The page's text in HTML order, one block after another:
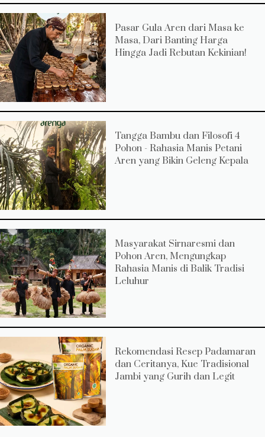
Pasar Gula Aren dari Masa ke
Masa, Dari Banting Harga
Hingga Jadi Rebutan Kekinian!
Tangga Bambu dan Filosofi 4
Pohon - Rahasia Manis Petani
Aren yang Bikin Geleng Kepala
Masyarakat Sirnaresmi dan
Pohon Aren, Mengungkap
Rahasia Manis di Balik Tradisi
Leluhur
Rekomendasi Resep Padamaran
dan Ceritanya, Kue Tradisional
Jambi yang Gurih dan Legit